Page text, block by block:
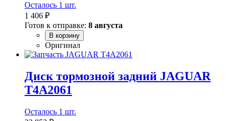
Осталось 1 шт.
1 406 ₽
Готов к отправке: 8 августа
В корзину
Оригинал
Диск тормозной задний JAGUAR
T4A2061
Осталось 1 шт.